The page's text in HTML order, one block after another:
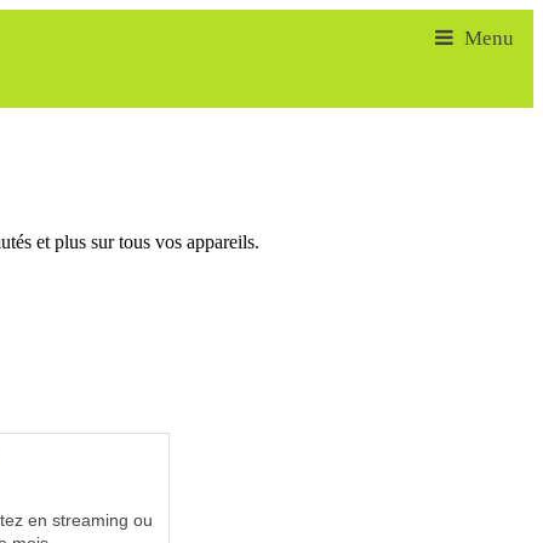
et plus sur tous vos appareils.
en streaming ou